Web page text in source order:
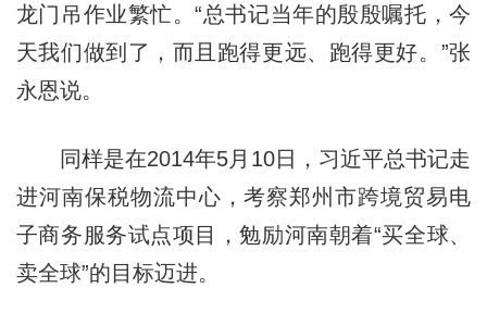
龙门吊作业繁忙。“总书记当年的殷殷嘱托，今
天我们做到了，而且跑得更远、跑得更好。”张
永恩说。
同样是在2014年5月10日，习近平总书记走
进河南保税物流中心，考察郑州市跨境贸易电
子商务服务试点项目，勉励河南朝着“买全球、
卖全球”的目标迈进。